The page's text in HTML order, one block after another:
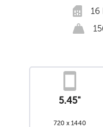
16
5.45"
720 x 1440